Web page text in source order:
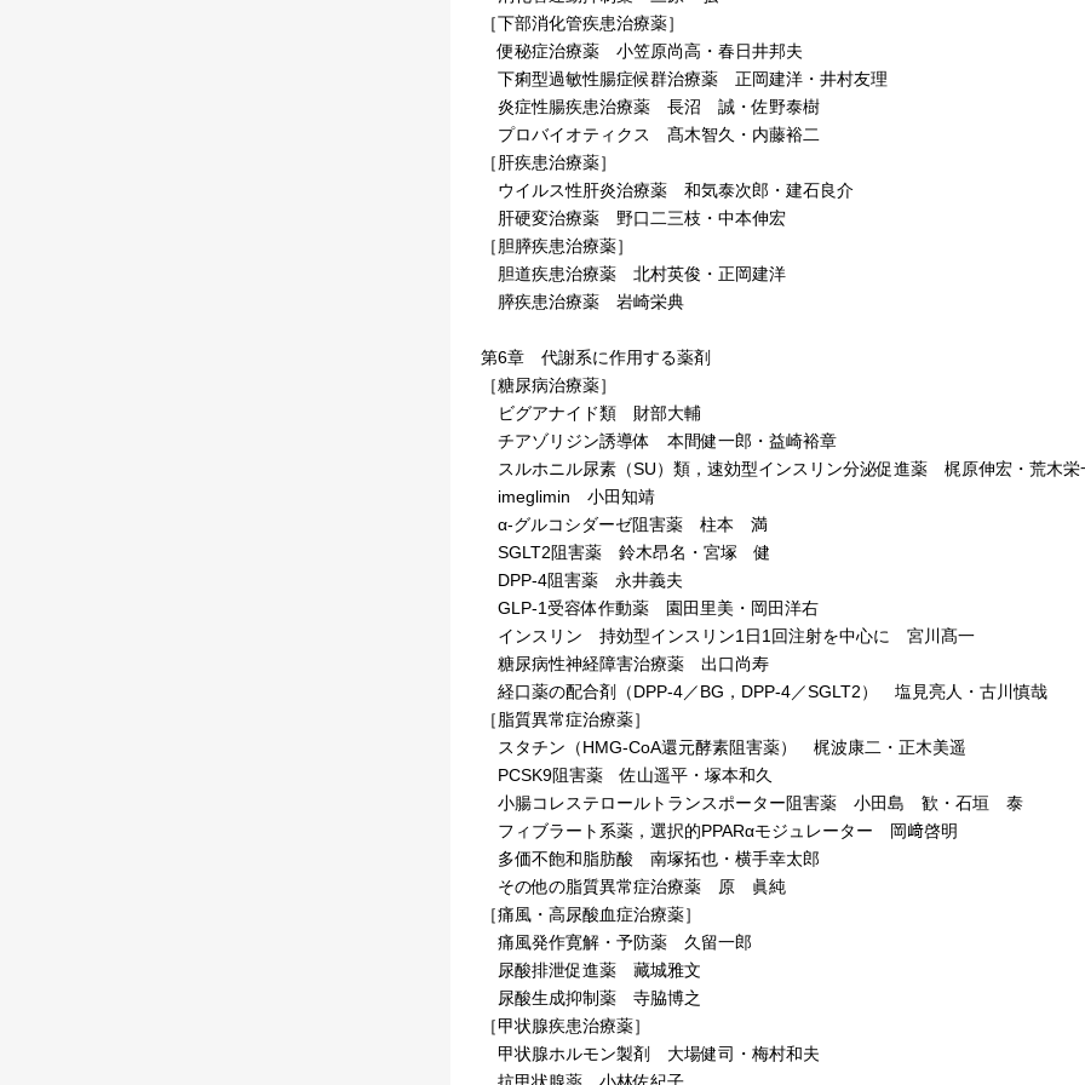
［下部消化管疾患治療薬］
便秘症治療薬 小笠原尚高・春日井邦夫
下痢型過敏性腸症候群治療薬 正岡建洋・井村友理
炎症性腸疾患治療薬 長沼 誠・佐野泰樹
プロバイオティクス 髙木智久・内藤裕二
［肝疾患治療薬］
ウイルス性肝炎治療薬 和気泰次郎・建石良介
肝硬変治療薬 野口二三枝・中本伸宏
［胆膵疾患治療薬］
胆道疾患治療薬 北村英俊・正岡建洋
膵疾患治療薬 岩崎栄典
第6章 代謝系に作用する薬剤
［糖尿病治療薬］
ビグアナイド類 財部大輔
チアゾリジン誘導体 本間健一郎・益崎裕章
スルホニル尿素（SU）類，速効型インスリン分泌促進薬 梶原伸宏・荒木栄
imeglimin 小田知靖
α-グルコシダーゼ阻害薬 柱本 満
SGLT2阻害薬 鈴木昂名・宮塚 健
DPP-4阻害薬 永井義夫
GLP-1受容体作動薬 園田里美・岡田洋右
インスリン 持効型インスリン1日1回注射を中心に 宮川髙一
糖尿病性神経障害治療薬 出口尚寿
経口薬の配合剤（DPP-4／BG，DPP-4／SGLT2） 塩見亮人・古川慎哉
［脂質異常症治療薬］
スタチン（HMG-CoA還元酵素阻害薬） 梶波康二・正木美遥
PCSK9阻害薬 佐山遥平・塚本和久
小腸コレステロールトランスポーター阻害薬 小田島 歓・石垣 泰
フィブラート系薬，選択的PPARαモジュレーター 岡﨑啓明
多価不飽和脂肪酸 南塚拓也・横手幸太郎
その他の脂質異常症治療薬 原 眞純
［痛風・高尿酸血症治療薬］
痛風発作寛解・予防薬 久留一郎
尿酸排泄促進薬 藏城雅文
尿酸生成抑制薬 寺脇博之
［甲状腺疾患治療薬］
甲状腺ホルモン製剤 大場健司・梅村和夫
抗甲状腺薬 小林佐紀子